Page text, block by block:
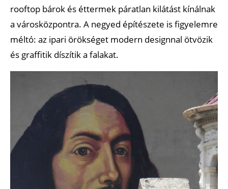
rooftop bárok és éttermek páratlan kilátást kínálnak
a városközpontra. A negyed építészete is figyelemre
méltó: az ipari örökséget modern designnal ötvözik
és graffitik díszítik a falakat.